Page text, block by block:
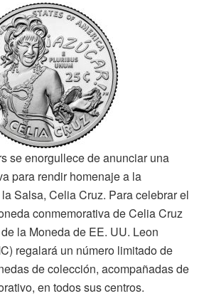
se enorgullece de anunciar una
para rendir homenaje a la
Salsa, Celia Cruz. Para celebrar el
conmemorativa de Celia Cruz
la Moneda de EE. UU. Leon
regalará un número limitado de
de colección, acompañadas de
en todos sus centros.